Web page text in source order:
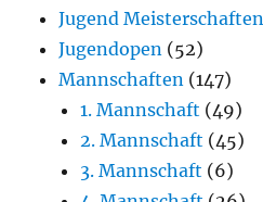
Jugend Meisterschaften
Jugendopen (52)
Mannschaften (147)
1. Mannschaft (49)
2. Mannschaft (45)
3. Mannschaft (6)